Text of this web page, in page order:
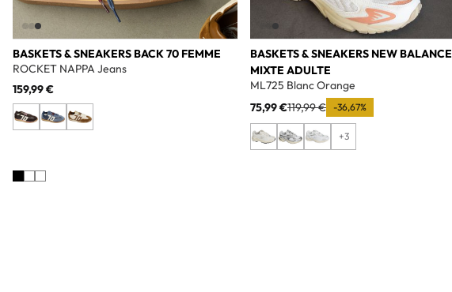
BASKETS & SNEAKERS BACK 70 FEMME
ROCKET NAPPA Jeans
159,99 €
BASKETS & SNEAKERS NEW BALANCE
MIXTE ADULTE
ML725 Blanc Orange
75,99 €119,99 € -36,67%
+3